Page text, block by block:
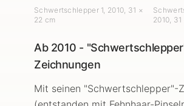
Schwertschlepper 1, 2010, 31 ×
22 cm
2010,
Ab 2010 -
Zeichnungen
Mit seinen "Schwertschlepper"-